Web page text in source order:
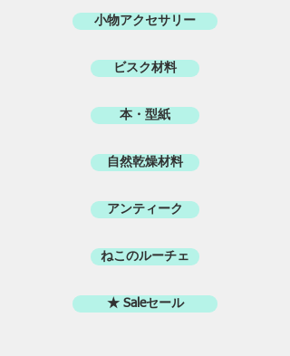
小物アクセサリー
ビスク材料
本・型紙
自然乾燥材料
アンティーク
ねこのルーチェ
★ Saleセール